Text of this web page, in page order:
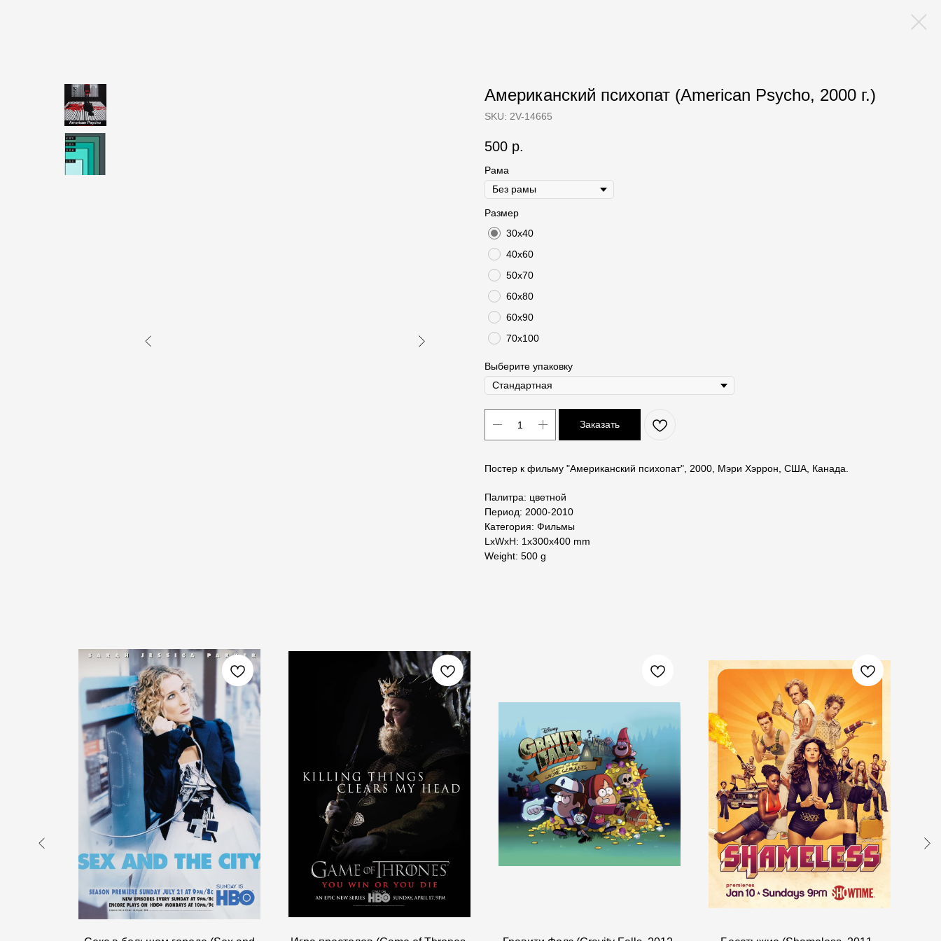
Американский психопат (American Psycho, 2000 г.)
SKU: 2V-14665
500 р.
Рама
Размер
30х40
40х60
50х70
60х80
60х90
70х100
Выберите упаковку
Заказать
Постер к фильму "Американский психопат", 2000, Мэри Хэррон, США, Канада.
Палитра: цветной
Период: 2000-2010
Категория: Фильмы
LxWxH: 1x300x400 mm
Weight: 500 g